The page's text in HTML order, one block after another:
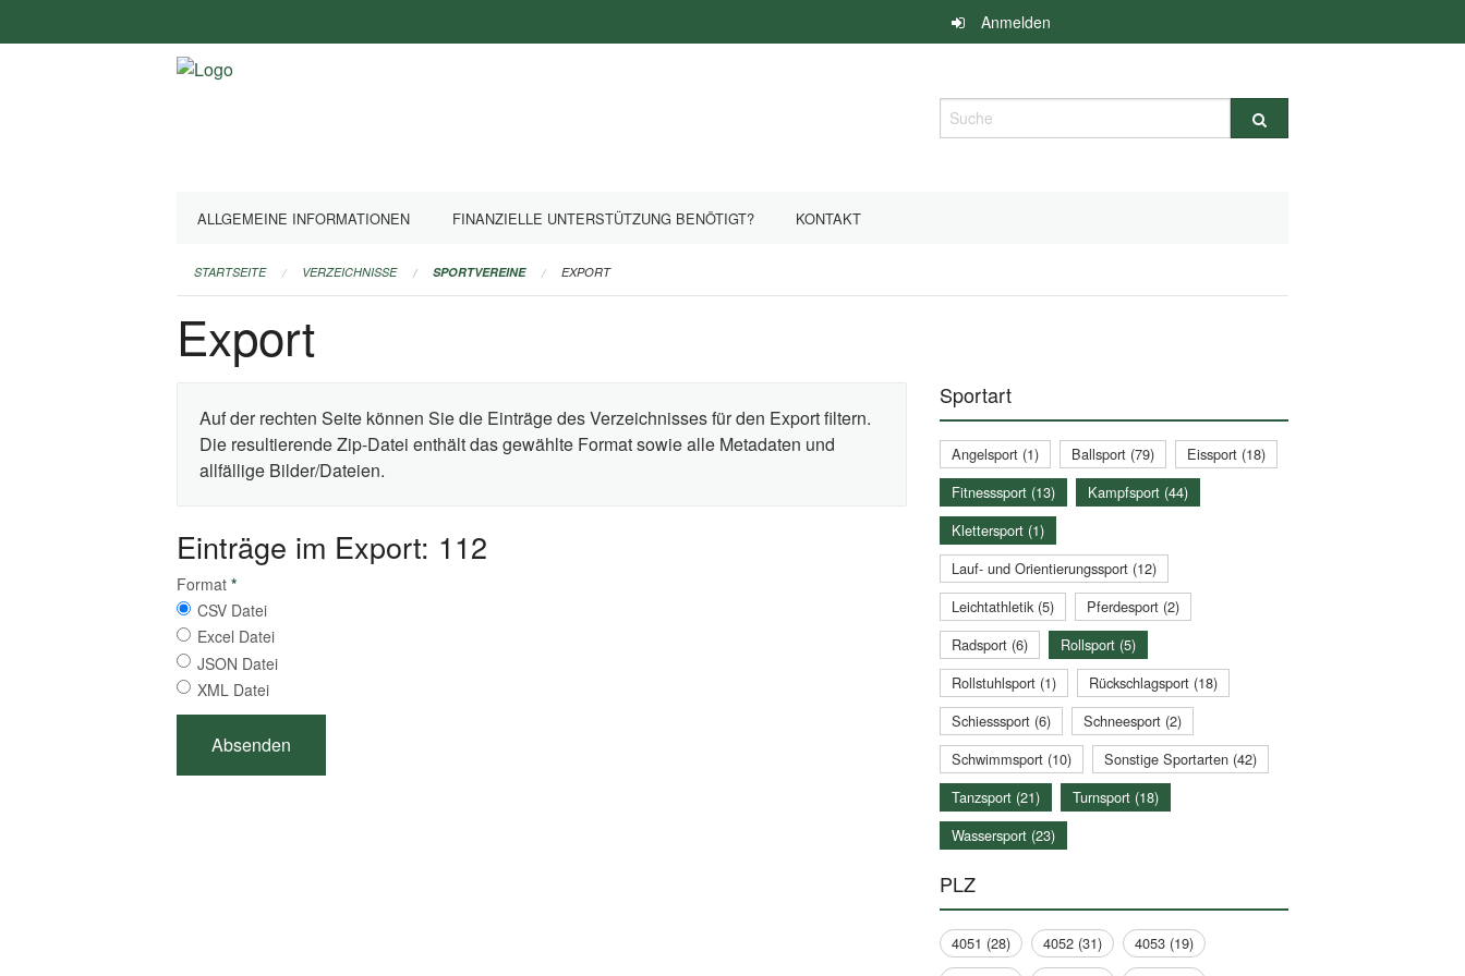
überspringen
Anmelden
Suche
ALLGEMEINE INFORMATIONEN FINANZIELLE UNTERSTÜTZUNG BENÖTIGT? KONTAKT
STARTSEITE VERZEICHNISSE SPORTVEREINE EXPORT
Export
Auf der rechten Seite können Sie die Einträge des Verzeichnisses für den Export filtern.
Die resultierende Zip-Datei enthält das gewählte Format sowie alle Metadaten und
allfällige Bilder/Dateien.
Einträge im Export: 112
Format *
CSV Datei
Excel Datei
JSON Datei
XML Datei
Sportart
Angelsport (1) Ballsport (79)
Eissport (18)
Fitnesssport (13)
Kampfsport (44)
Klettersport (1)
Lauf- und Orientierungssport (12)
Leichtathletik (5)
Pferdesport (2)
Radsport (6)
Rollsport (5)
Rollstuhlsport (1)
Rückschlagsport (18)
Schiesssport (6)
Schneesport (2)
Schwimmsport (10)
Sonstige Sportarten (42)
Tanzsport (21)
Turnsport (18)
Wassersport (23)
PLZ
4051 (28) 4052 (31)
4053 (19)